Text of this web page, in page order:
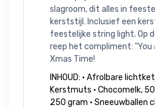
slagroom, dit alles in
kerststijl. Inclusief een
feestelijke string light. Op
reep het compliment: "You
Xmas Time!
INHOUD: • Afrolbare
Kerstmuts • Chocomelk,
250 gram • Sneeuwballen